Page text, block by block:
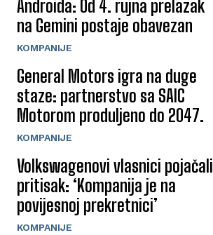
Androida: Od 4. rujna prelazak
na Gemini postaje obavezan
KOMPANIJE
General Motors igra na duge
staze: partnerstvo sa SAIC
Motorom produljeno do 2047.
KOMPANIJE
Volkswagenovi vlasnici pojačali
pritisak: ‘Kompanija je na
povijesnoj prekretnici’
KOMPANIJE